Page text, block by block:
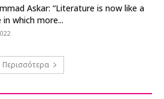
Askar: “Literature is now like a
in which more...
Περισσότερα